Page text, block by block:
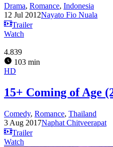
Drama, Romance, Indonesia
12 Jul 2012Nayato Fio Nuala
Trailer
Watch
4.839
103 min
HD
15+ Coming of Age
Comedy, Romance, Thailand
3 Aug 2017Naphat Chitveerapat
Trailer
Watch